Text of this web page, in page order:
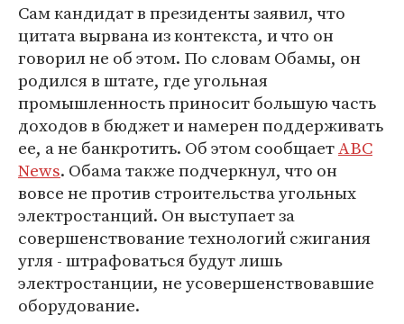
Сам кандидат в президенты заявил, что
цитата вырвана из контекста, и что он
говорил не об этом. По словам Обамы, он
родился в штате, где угольная
промышленность приносит большую часть
доходов в бюджет и намерен поддерживать
ее, а не банкротить. Об этом сообщаетABC
News. Обама также подчеркнул, что он
вовсе не против строительства угольных
электростанций. Он выступает за
совершенствование технологий сжигания
угля - штрафоваться будут лишь
электростанции, не усовершенствовавшие
оборудование.